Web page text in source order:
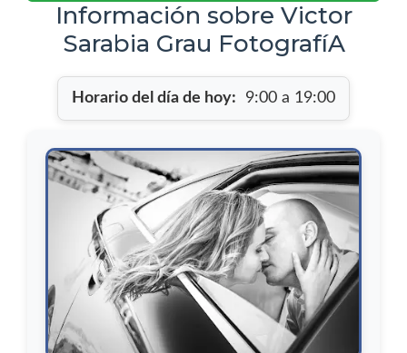
Información sobre Victor
Sarabia Grau FotografíA
Horario del día de hoy: 9:00 a 19:00